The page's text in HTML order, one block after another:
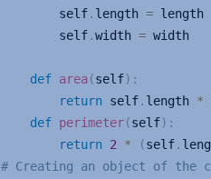
        self
. length = length
        self
.width = width
def area (self) :
return self. length *
def perimeter(self) :
return 2 * (self.
# Creating an object of the